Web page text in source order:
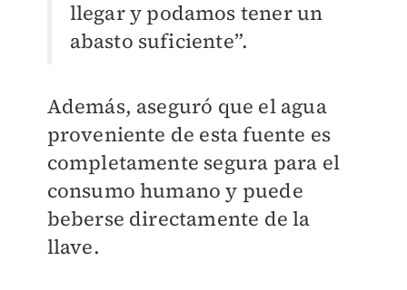
llegar y podamos tener un
abasto suficiente”.
Además, aseguró que el agua
proveniente de esta fuente es
completamente segura para el
consumo humano y puede
beberse directamente de la
llave.